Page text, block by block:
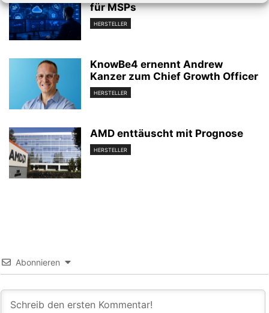
für MSPs
HERSTELLER
KnowBe4 ernennt Andrew
Kanzer zum Chief Growth Officer
HERSTELLER
AMD enttäuscht mit Prognose
HERSTELLER
Abonnieren